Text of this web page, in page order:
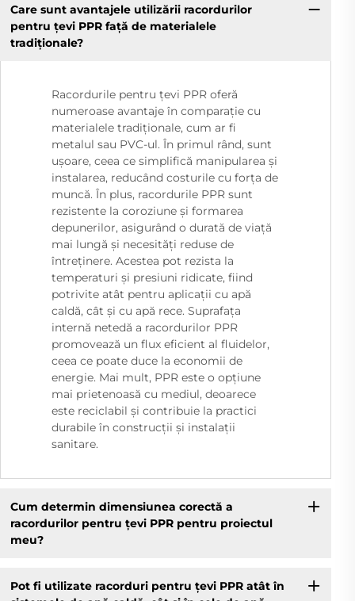
Care sunt avantajele utilizării racordurilor
pentru țevi PPR față de materialele
tradiționale?
Racordurile pentru țevi PPR oferă
numeroase avantaje în comparație cu
materialele tradiționale, cum ar fi
metalul sau PVC-ul. În primul rând, sunt
ușoare, ceea ce simplifică manipularea și
instalarea, reducând costurile cu forța de
muncă. În plus, racordurile PPR sunt
rezistente la coroziune și formarea
depunerilor, asigurând o durată de viață
mai lungă și necesități reduse de
întreținere. Acestea pot rezista la
temperaturi și presiuni ridicate, fiind
potrivite atât pentru aplicații cu apă
caldă, cât și cu apă rece. Suprafața
internă netedă a racordurilor PPR
promovează un flux eficient al fluidelor,
ceea ce poate duce la economii de
energie. Mai mult, PPR este o opțiune
mai prietenoasă cu mediul, deoarece
este reciclabil și contribuie la practici
durabile în construcții și instalații
sanitare.
Cum determin dimensiunea corectă a
racordurilor pentru țevi PPR pentru proiectul
meu?
Pot fi utilizate racorduri pentru țevi PPR atât în